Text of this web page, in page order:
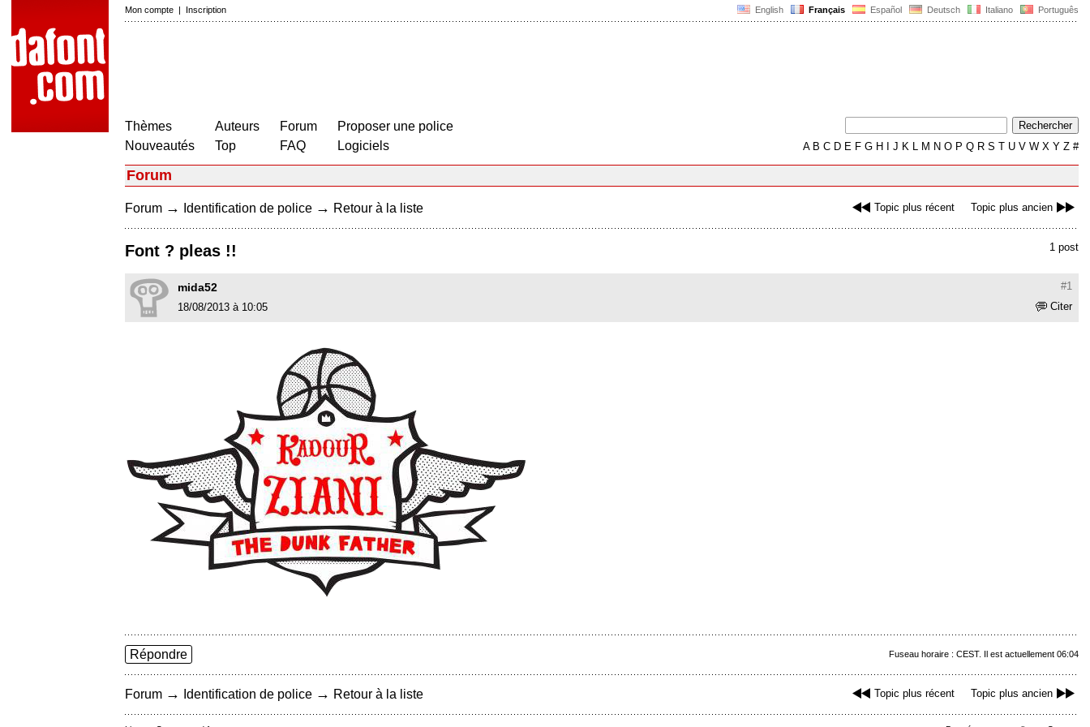
English Français Español Deutsch Italiano Português
Mon compte | Inscription
Thèmes
Nouveautés
Auteurs
Top
Forum
FAQ
Proposer une police
Logiciels
AB C D E F G H J K L M N O P Q R S T U V W X Y Z #
Forum
Topic plus récent Topic plus ancien
Forum → Identification de police → Retour à la liste
1 post
Font ? pleas !!
#1
mida52
Citer
18/08/2013 à 10:05
Fuseau horaire : CEST. Il est actuellement 06:04
Répondre
Topic plus récent Topic plus ancien
Forum → Identification de police → Retour à la liste